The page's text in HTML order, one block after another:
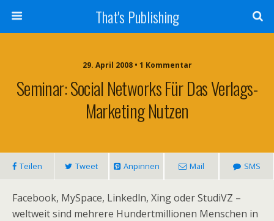
That's Publishing
29. April 2008 • 1 Kommentar
Seminar: Social Networks Für Das Verlags-
Marketing Nutzen
Teilen Tweet Anpinnen Mail SMS
Facebook, MySpace, Linkedln, Xing oder StudiVZ –
weltweit sind mehrere Hundertmillionen Menschen in